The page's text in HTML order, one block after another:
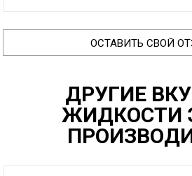
ОСТАВИТЬ СВОЙ
ДРУГИЕ
ЖИДКОСТИ